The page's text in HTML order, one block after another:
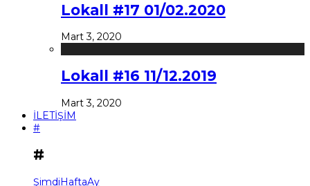
Lokall #17 01/02.2020
Mart 3, 2020
Lokall #16 11/12.2019
Mart 3, 2020
İLETİŞİM
#
#
ŞimdiHaftaAy